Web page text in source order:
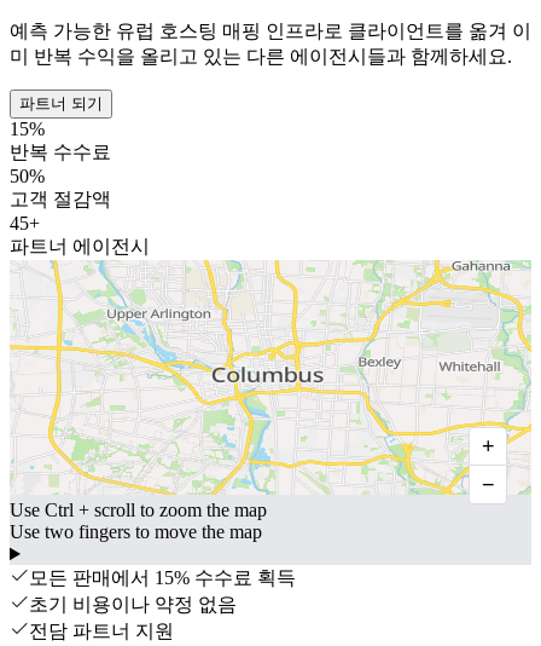
예측 가능한 유럽 호스팅 매핑 인프라로 클라이언트를 옮겨 이
미 반복 수익을 올리고 있는 다른 에이전시들과 함께하세요.
파트너 되기
15%
반복 수수료
50%
고객 절감액
45+
파트너 에이전시
Use Ctrl + scroll to zoom the map
Use two fingers to move the map
+
−
모든 판매에서 15% 수수료 획득
초기 비용이나 약정 없음
전담 파트너 지원